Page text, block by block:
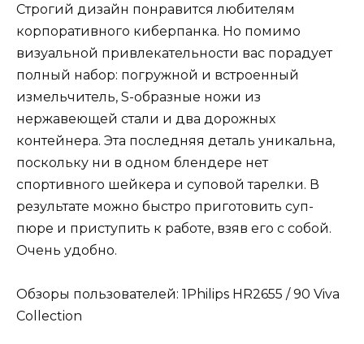
Строгий дизайн понравится любителям
корпоративного киберпанка. Но помимо
визуальной привлекательности вас порадует
полный набор: погружной и встроенный
измельчитель, S-образные ножи из
нержавеющей стали и два дорожных
контейнера. Эта последняя деталь уникальна,
поскольку ни в одном блендере нет
спортивного шейкера и суповой тарелки. В
результате можно быстро приготовить суп-
пюре и приступить к работе, взяв его с собой.
Очень удобно.
Обзоры пользователей: 1Philips HR2655 / 90 Viva
Collection